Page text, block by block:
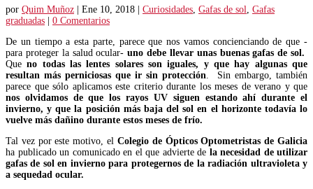
por Quim Muñoz Ene 10, 2018 Curiosidades Gafas de sol
Gafas
graduadas
0 Comentarios
De un tiempo a esta parte, parece que nos vamos concienciando de que -
para proteger la salud ocular-uno debe llevar unas buenas gafas de sol.
Queno todas las lentes solares son iguales, y que hay algunas que
resultan más perniciosas que ir sin protección . Sin embargo, también
parece que sólo aplicamos este criterio durante los meses de verano y que
nos olvidamos de que los rayos UV siguen estando ahí durante el
invierno, y que la posición más baja del sol en el horizonte todavía lo
vuelve más dañino durante estos meses de frío.
Tal vez por este motivo, el Colegio de Ópticos Optometristas de Galicia
ha publicado un comunicado en el que advierte de la necesidad de utilizar
gafas de sol en invierno para protegernos de la radiación ultravioleta y
a sequedad ocular.